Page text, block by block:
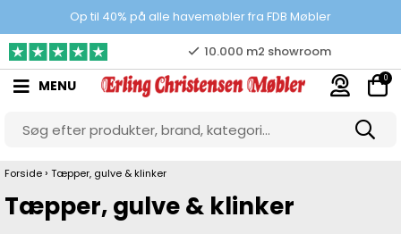
Op til 40% på alle havemøbler fra FDB Møbler
Prisgaranti
10.000 m2 showroom
Gratis & gode parkeringsforhold
MENU 0
Forside › Tæpper, gulve & klinker
Tæpper, gulve & klinker